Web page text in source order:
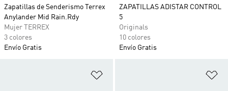
Zapatillas de Senderismo Terrex
Anylander Mid Rain.Rdy
Mujer TERREX
3 colores
Envío Gratis
ZAPATILLAS ADISTAR CONTROL
5
Originals
10 colores
Envío Gratis